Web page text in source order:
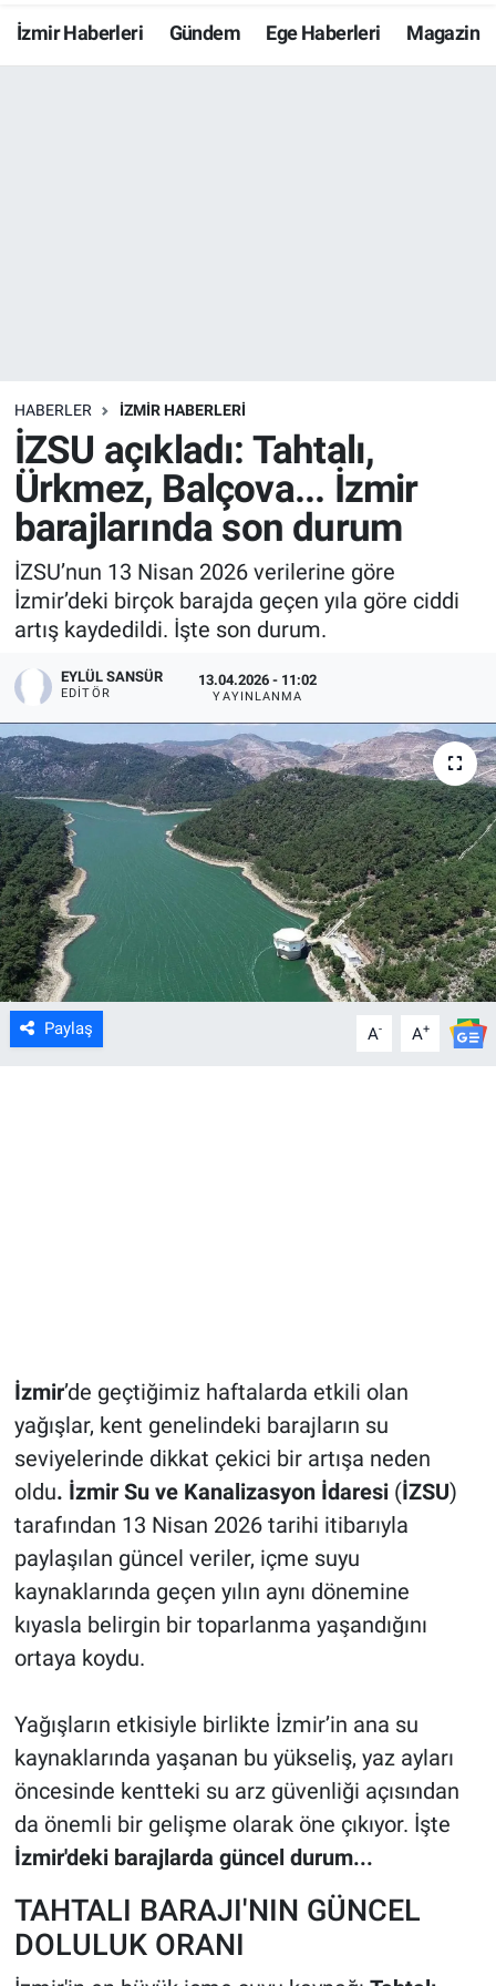
İzmir Haberleri Gündem Ege Haberleri Magazin
HABERLER İZMİR HABERLERİ
İZSU açıkladı: Tahtalı,
Ürkmez, Balçova... İzmir
barajlarında son durum
İZSU’nun 13 Nisan 2026 verilerine göre
İzmir’deki birçok barajda geçen yıla göre ciddi
artış kaydedildi. İşte son durum.
EYLÜL SANSÜR
EDITÖR
13.04.2026 - 11:02
YAYINLANMA
Paylaş A- A+
İzmir’de geçtiğimiz haftalarda etkili olan
yağışlar, kent genelindeki barajların su
seviyelerinde dikkat çekici bir artışa neden
oldu. İzmir Su ve Kanalizasyon İdaresi (İZSU)
tarafından 13 Nisan 2026 tarihi itibarıyla
paylaşılan güncel veriler, içme suyu
kaynaklarında geçen yılın aynı dönemine
kıyasla belirgin bir toparlanma yaşandığını
ortaya koydu.
Yağışların etkisiyle birlikte İzmir’in ana su
kaynaklarında yaşanan bu yükseliş, yaz ayları
öncesinde kentteki su arz güvenliği açısından
da önemli bir gelişme olarak öne çıkıyor. İşte
İzmir'deki barajlarda güncel durum...
TAHTALI BARAJI'NIN GÜNCEL
DOLULUK ORANI
Resmi İlanlar